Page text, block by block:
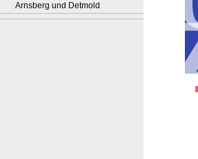
Arnsberg und Detmold
f